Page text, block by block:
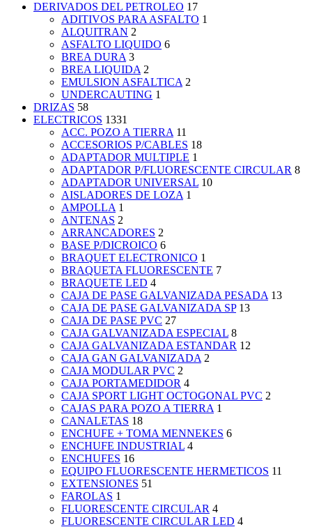
DERIVADOS DEL PETROLEO 17
ADITIVOS PARA ASFALTO 1
ALQUITRAN 2
ASFALTO LIQUIDO 6
BREA DURA 3
BREA LIQUIDA 2
EMULSION ASFALTICA 2
UNDERCAUTING 1
DRIZAS 58
ELECTRICOS 1331
ACC. POZO A TIERRA 11
ACCESORIOS P/CABLES 18
ADAPTADOR MULTIPLE 1
ADAPTADOR P/FLUORESCENTE CIRCULAR 8
ADAPTADOR UNIVERSAL 10
AISLADORES DE LOZA 1
AMPOLLA 1
ANTENAS 2
ARRANCADORES 2
BASE P/DICROICO 6
BRAQUET ELECTRONICO 1
BRAQUETA FLUORESCENTE 7
BRAQUETE LED 4
CAJA DE PASE GALVANIZADA PESADA 13
CAJA DE PASE GALVANIZADA SP 13
CAJA DE PASE PVC 27
CAJA GALVANIZADA ESPECIAL 8
CAJA GALVANIZADA ESTANDAR 12
CAJA GAN GALVANIZADA 2
CAJA MODULAR PVC 2
CAJA PORTAMEDIDOR 4
CAJA SPORT LIGHT OCTOGONAL PVC 2
CAJAS PARA POZO A TIERRA 1
CANALETAS 18
ENCHUFE + TOMA MENNEKES 6
ENCHUFE INDUSTRIAL 4
ENCHUFES 16
EQUIPO FLUORESCENTE HERMETICOS 11
EXTENSIONES 51
FAROLAS 1
FLUORESCENTE CIRCULAR 4
FLUORESCENTE CIRCULAR LED 4